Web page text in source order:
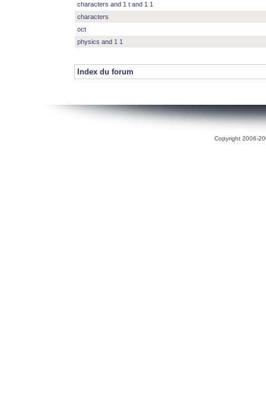
characters and 1 t and 1 1
characters
oct
physics and 1 1
Index du forum
Copyright 2006-